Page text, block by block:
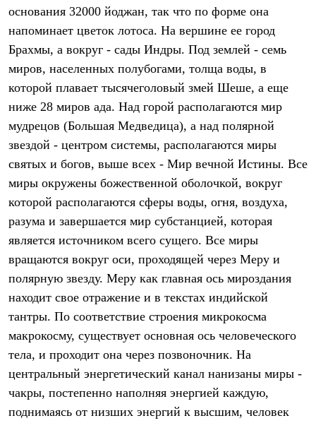
Полезные аксессуары
Книги
Еда
Коврики
Обувь
Женская обувь
Сапоги
Ботинки
Мужская обувь
Ботинки
Кроссовки
Сапоги
Гамаши и бахилы
Гамаши
Бахилы
Тапочки
Чуни
Уход за обувью
Аксессуары
Головные уборы
Шапки
Кепки и бейсболки
Повязки
Панамы
Перчатки и рукавицы
Перчатки
основания 32000 йоджан, так что по форме она
напоминает цветок лотоса. На вершине ее город
Брахмы, а вокруг - сады Индры. Под землей - семь
миров, населенных полубогами, толща воды, в
которой плавает тысячеголовый змей Шеше, а еще
ниже 28 миров ада. Над горой располагаются мир
мудрецов (Большая Медведица), а над полярной
звездой - центром системы, располагаются миры
святых и богов, выше всех - Мир вечной Истины. Все
миры окружены божественной оболочкой, вокруг
которой располагаются сферы воды, огня, воздуха,
разума и завершается мир субстанцией, которая
является источником всего сущего. Все миры
вращаются вокруг оси, проходящей через Меру и
полярную звезду. Меру как главная ось мироздания
находит свое отражение и в текстах индийской
тантры. По соответствие строения микрокосма
макрокосму, существует основная ось человеческого
тела, и проходит она через позвоночник. На
центральный энергетический канал нанизаны миры -
чакры, постепенно наполняя энергией каждую,
поднимаясь от низших энергий к высшим, человек